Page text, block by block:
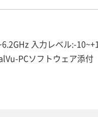
入力レベル:-
PCソフトウェア添付